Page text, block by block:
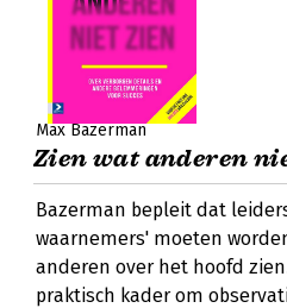
Max Bazerman
Zien wat anderen
Bazerman bepleit dat
waarnemers' moeten
anderen over het hoofd
praktisch kader om